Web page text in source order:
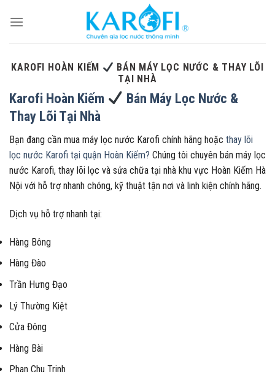
KAROFI HOÀN KIẾM
BÁN MÁY LỌC NƯỚC & THAY LÕI
TẠI NHÀ
Karofi Hoàn Kiếm
Bán Máy Lọc Nước &
Thay Lõi Tại Nhà
Bạn đang cần mua máy lọc nước Karofi chính hãng hoặc thay lõi
lọc nước Karofi tại quận Hoàn Kiếm? Chúng tôi chuyên bán máy lọc
nước Karofi, thay lõi lọc và sửa chữa tại nhà khu vực Hoàn Kiếm Hà
Nội với hỗ trợ nhanh chóng, kỹ thuật tận nơi và linh kiện chính hãng.
Dịch vụ hỗ trợ nhanh tại:
Hàng Bông
Hàng Đào
Trần Hưng Đạo
Lý Thường Kiệt
Cửa Đông
Hàng Bài
Phan Chu Trinh